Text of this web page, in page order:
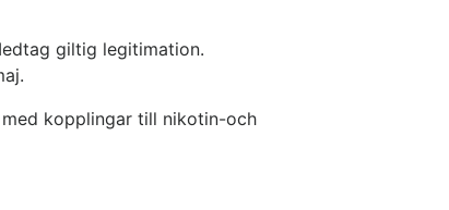
giltig legitimation.
kopplingar till nikotin-och